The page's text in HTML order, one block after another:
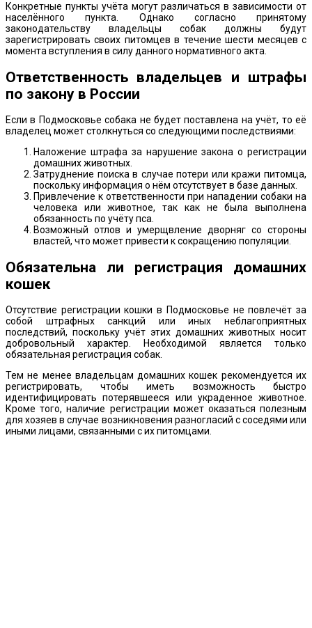
Конкретные пункты учёта могут различаться в зависимости от
населённого пункта. Однако согласно принятому
законодательству владельцы собак должны будут
зарегистрировать своих питомцев в течение шести месяцев с
момента вступления в силу данного нормативного акта.
Ответственность владельцев и штрафы
по закону в России
Если в Подмосковье собака не будет поставлена на учёт, то её
владелец может столкнуться со следующими последствиями:
Наложение штрафа за нарушение закона о регистрации
домашних животных.
Затруднение поиска в случае потери или кражи питомца,
поскольку информация о нём отсутствует в базе данных.
Привлечение к ответственности при нападении собаки на
человека или животное, так как не была выполнена
обязанность по учёту пса.
Возможный отлов и умерщвление дворняг со стороны
властей, что может привести к сокращению популяции.
Обязательна ли регистрация домашних
кошек
Отсутствие регистрации кошки в Подмосковье не повлечёт за
собой штрафных санкций или иных неблагоприятных
последствий, поскольку учёт этих домашних животных носит
добровольный характер. Необходимой является только
обязательная регистрация собак.
Тем не менее владельцам домашних кошек рекомендуется их
регистрировать, чтобы иметь возможность быстро
идентифицировать потерявшееся или украденное животное.
Кроме того, наличие регистрации может оказаться полезным
для хозяев в случае возникновения разногласий с соседями или
иными лицами, связанными с их питомцами.